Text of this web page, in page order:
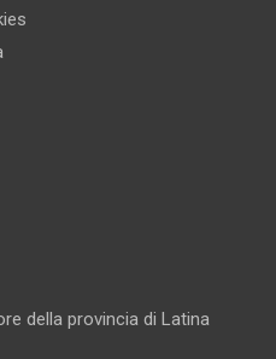
della provincia di Latina